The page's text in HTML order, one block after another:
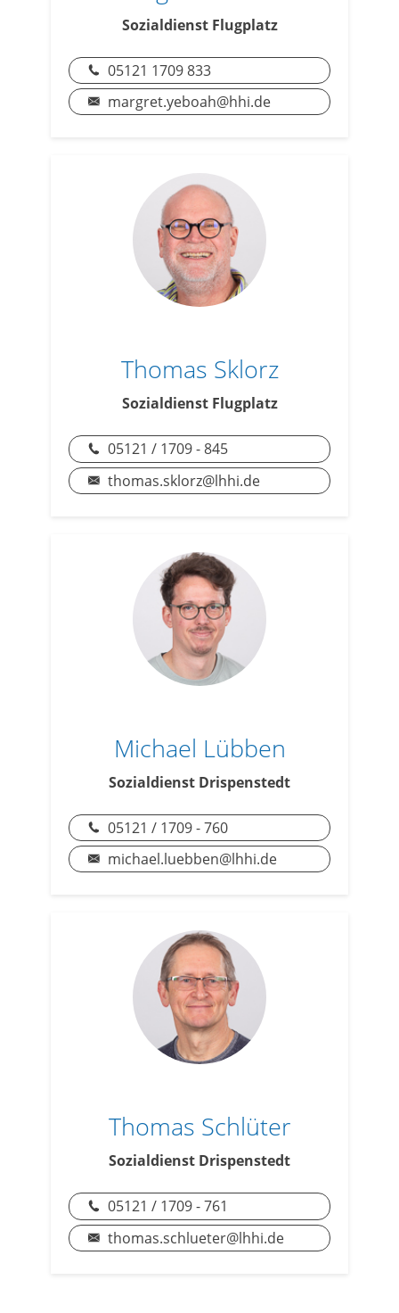
Sozialdienst Flugplatz
05121 1709 833
margret.yeboah@hhi.de
Thomas Sklorz
Sozialdienst Flugplatz
05121 / 1709 - 845
thomas.sklorz@lhhi.de
Michael Lübben
Sozialdienst Drispenstedt
05121 / 1709 - 760
michael.luebben@lhhi.de
Thomas Schlüter
Sozialdienst Drispenstedt
05121 / 1709 - 761
thomas.schlueter@lhhi.de